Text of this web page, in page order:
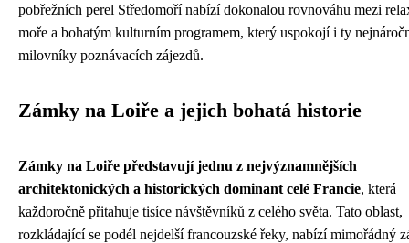
pobřežních perel Středomoří nabízí dokonalou rovnováhu mezi
moře a bohatým kulturním programem, který uspokojí i ty
milovníky poznávacích zájezdů.
Zámky na Loiře a jejich bohatá historie
Zámky na Loiře představují jednu z nejvýznamnějších
architektonických a historických dominant celé Francie, která
každoročně přitahuje tisíce návštěvníků z celého světa. Tato oblast,
rozkládající se podél nejdelší francouzské řeky, nabízí mimořádný